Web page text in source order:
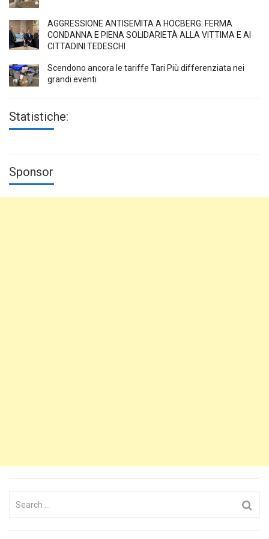
AGGRESSIONE ANTISEMITA A HÖCBERG: FERMA
CONDANNA E PIENA SOLIDARIETÀ ALLA VITTIMA E AI
CITTADINI TEDESCHI
Scendono ancora le tariffe Tari Più differenziata nei
grandi eventi
Statistiche:
Sponsor
Search